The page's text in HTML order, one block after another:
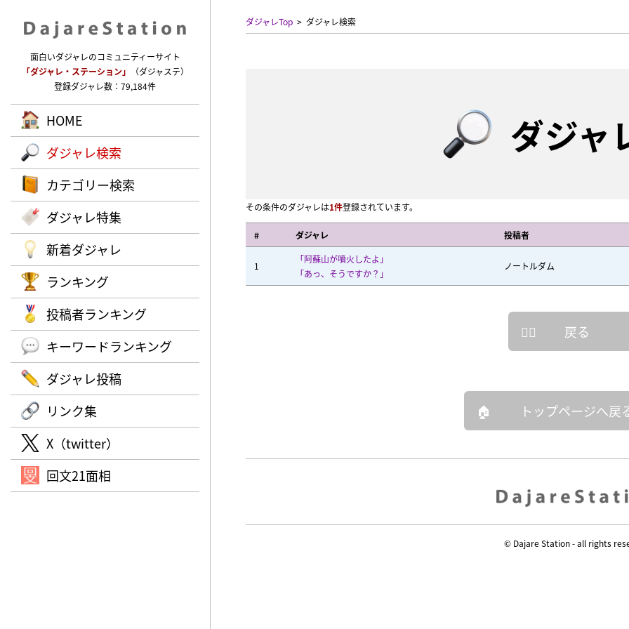
面白いダジャレのコミュニティーサイト
「ダジャレ・ステーション」
（ダジャステ）
登録ダジャレ数：79,184件
HOME
ダジャレ検索
カテゴリー検索
ダジャレ特集
新着ダジャレ
ランキング
投稿者ランキング
キーワードランキング
ダジャレ投稿
リンク集
X（twitter）
回文21面相
ダジャレTop ダジャレ検索
ダジャ
その条件のダジャレは1件登録されています。
# ダジャレ 投稿者
1
「阿蘇山が噴火したよ」
「あっ、そうですか？」
ノートルダム
戻る
トップページへ戻
© Dajare Station - all rights